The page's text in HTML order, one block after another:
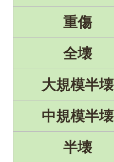
重傷
全壊
大規模半壊
中規模半壊
半壊